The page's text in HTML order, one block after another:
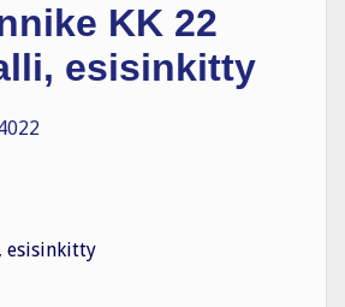
KK 22
esisinkitty
esisinkitty